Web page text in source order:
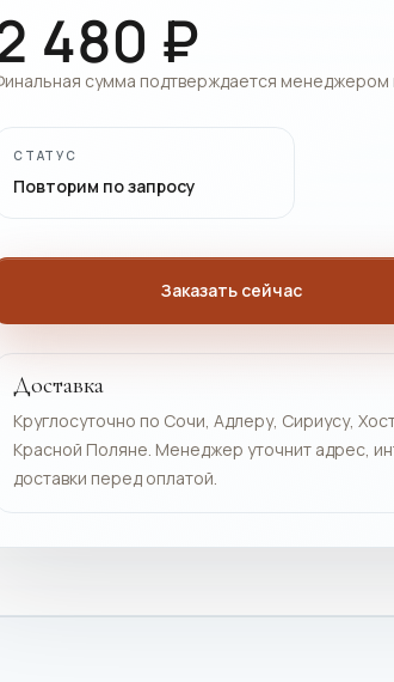
480 ₽
сумма подтверждается менеджером
СТАТУС
Повторим по запросу
Заказать сейчас
Доставка
Круглосуточно по Сочи, Адлеру, Сириусу,
Красной Поляне. Менеджер уточнит адрес,
доставки перед оплатой.